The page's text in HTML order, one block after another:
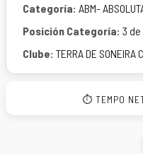
Categoría: ABM-
Posición Categoría: 3 de
Clube: TERRA DE SONEIRA
⏱ TEMPO